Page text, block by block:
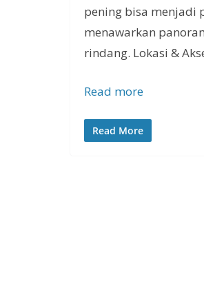
pening bisa menjadi
menawarkan
rindang. Lokasi &
Read more
Read More